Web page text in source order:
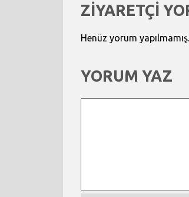
ZİYARETÇİ
Henüz yorum
YORUM YAZ